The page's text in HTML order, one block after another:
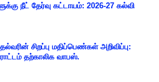
நீட் தேர்வு கட்டாயம்: 2026-27 கல்வி
சிறப்பு மதிப்பெண்கள் அறிவிப்பு:
தற்காலிக வாபஸ்.